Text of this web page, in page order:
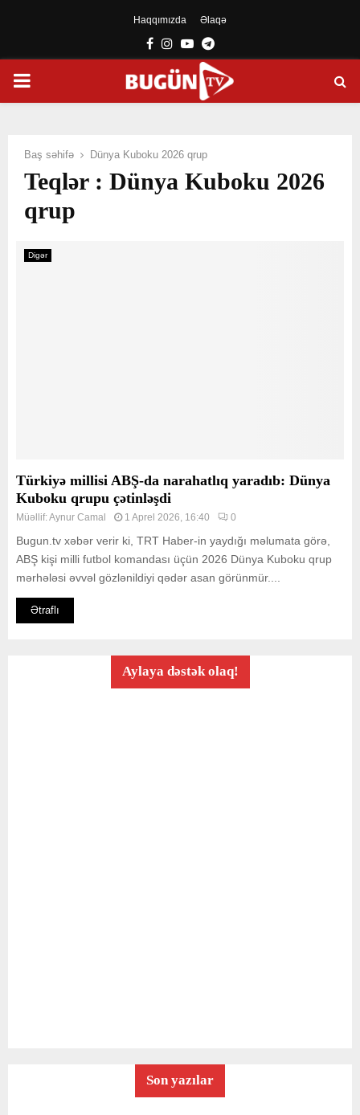
Haqqımızda Əlaqə
Facebook
Instagram
YoutubeTelegram
PRIMARY
Baş səhifə Dünya Kuboku 2026 qrup
Teqlər : Dünya Kuboku 2026
qrup
Digər
Türkiyə millisi ABŞ-da narahatlıq yaradıb: Dünya
Kuboku qrupu çətinləşdi
Müəllif:Aynur Camal 1 Aprel 2026, 16:40 0
Bugun.tv xəbər verir ki, TRT Haber-in yaydığı məlumata görə,
ABŞ kişi milli futbol komandası üçün 2026 Dünya Kuboku qrup
mərhələsi əvvəl gözlənildiyi qədər asan görünmür....
Ətraflı
Aylaya dəstək olaq!
Son yazılar